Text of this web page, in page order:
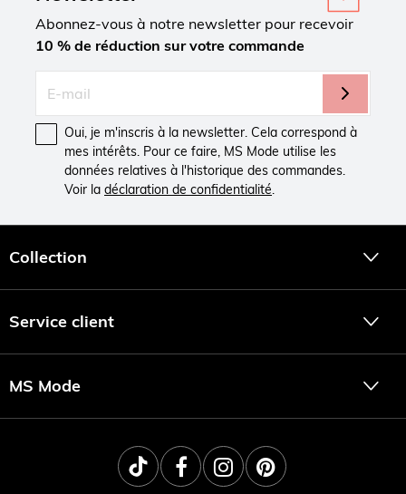
Abonnez-vous à notre newsletter pour recevoir
10 % de réduction sur votre commande
Oui, je m'inscris à la newsletter. Cela correspond à
mes intérêts. Pour ce faire, MS Mode utilise les
données relatives à l'historique des commandes.
Voir la déclaration de confidentialité.
Collection
Service client
MS Mode